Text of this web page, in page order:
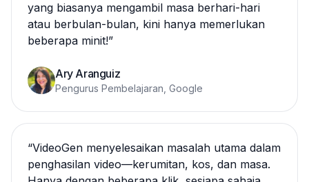
yang biasanya mengambil masa berhari-hari
atau berbulan-bulan, kini hanya memerlukan
beberapa minit!”
Ary Aranguiz
Pengurus Pembelajaran, Google
“VideoGen menyelesaikan masalah utama dalam
penghasilan video—kerumitan, kos, dan masa.